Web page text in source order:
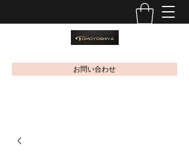
お問い合わせ